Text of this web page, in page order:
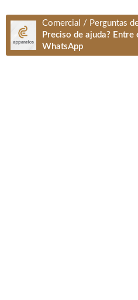
Comercial / Perguntas
Preciso de ajuda?
WhatsApp